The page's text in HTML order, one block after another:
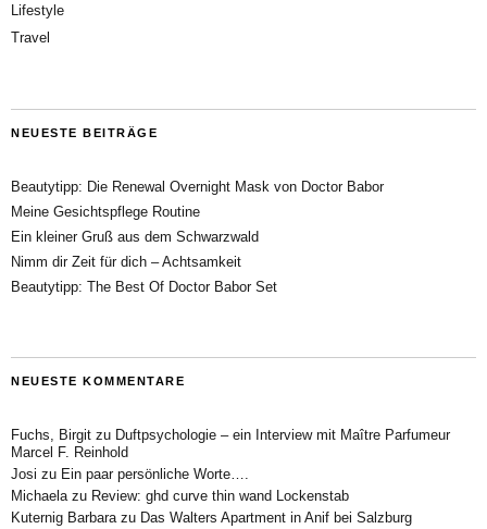
Lifestyle
Travel
NEUESTE BEITRÄGE
Beautytipp: Die Renewal Overnight Mask von Doctor Babor
Meine Gesichtspflege Routine
Ein kleiner Gruß aus dem Schwarzwald
Nimm dir Zeit für dich – Achtsamkeit
Beautytipp: The Best Of Doctor Babor Set
NEUESTE KOMMENTARE
Fuchs, Birgit zu Duftpsychologie – ein Interview mit Maître Parfumeur
Marcel F. Reinhold
Josi zu Ein paar persönliche Worte….
Michaela zu Review: ghd curve thin wand Lockenstab
Kuternig Barbara zu Das Walters Apartment in Anif bei Salzburg